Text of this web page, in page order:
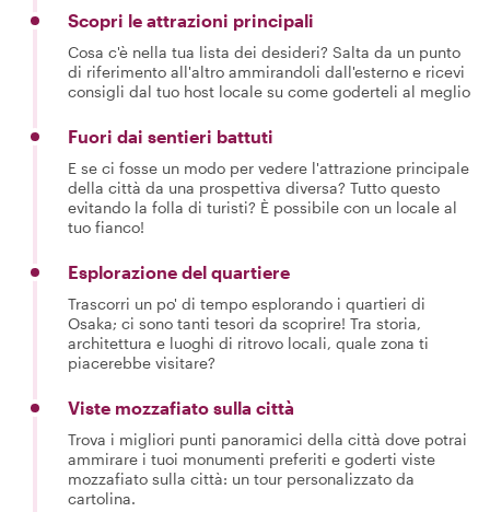
Scopri le attrazioni principali
Cosa c'è nella tua lista dei desideri? Salta da un punto
di riferimento all'altro ammirandoli dall'esterno e ricevi
consigli dal tuo host locale su come goderteli al meglio
Fuori dai sentieri battuti
E se ci fosse un modo per vedere l'attrazione principale
della città da una prospettiva diversa? Tutto questo
evitando la folla di turisti? È possibile con un locale al
tuo fianco!
Esplorazione del quartiere
Trascorri un po' di tempo esplorando i quartieri di
Osaka; ci sono tanti tesori da scoprire! Tra storia,
architettura e luoghi di ritrovo locali, quale zona ti
piacerebbe visitare?
Viste mozzafiato sulla città
Trova i migliori punti panoramici della città dove potrai
ammirare i tuoi monumenti preferiti e goderti viste
mozzafiato sulla città: un tour personalizzato da
cartolina.